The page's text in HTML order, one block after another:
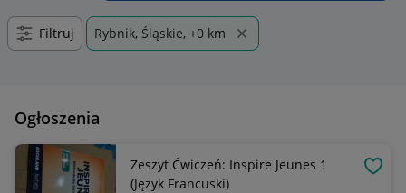
Filtruj Rybnik, Śląskie, +0 km
Ogłoszenia
Zeszyt Ćwiczeń: Inspire Jeunes 1
(Język Francuski)